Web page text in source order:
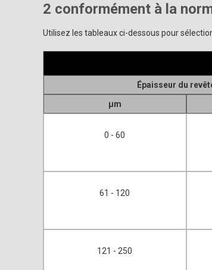
2 conformément à la
Utilisez les tableaux ci-dessous pour
Épaisseur du
μm
0 - 60
61 - 120
121 - 250